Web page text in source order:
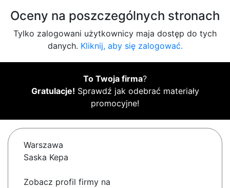
Oceny na poszczególnych stronach
Tylko zalogowani użytkownicy maja dostęp do tych
danych. Kliknij, aby się zalogować.
To Twoja firma?
Gratulacje! Sprawdź jak odebrać materiały
promocyjne!
Warszawa
Saska Kepa
Zobacz profil firmy na